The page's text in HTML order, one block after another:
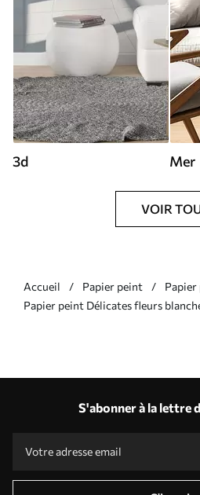
3d Mer
VOIR
Accueil Papier peint
Papier peint Délicates fleurs
S'abonner à la lettre